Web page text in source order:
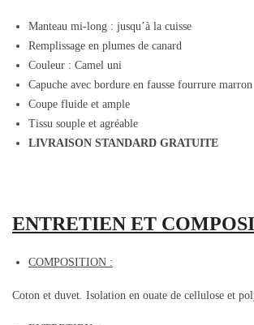
Manteau mi-long : jusqu’à la cuisse
Remplissage en plumes de canard
Couleur : Camel uni
Capuche avec bordure en fausse fourrure marron
Coupe fluide et ample
Tissu souple et agréable
LIVRAISON STANDARD GRATUITE
ENTRETIEN ET
COMPOSITION :
Coton et duvet. Isolation en ouate de cellulose et